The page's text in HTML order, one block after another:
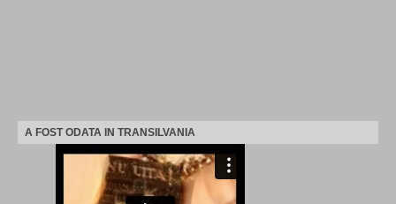
A FOST ODATA IN TRANSILVANIA